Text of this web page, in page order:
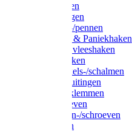
Sleutelringen
Gelaste ringen
Borgveren-/pennen
Musketons & Paniekhaken
S-haken & vleeshaken
Karabijnhaken
Noodschakels-/schalmen
Harp-/D-sluitingen
Staaldraadklemmen
Spanschroeven
Ringmoeren-/schroeven
Puntkousen